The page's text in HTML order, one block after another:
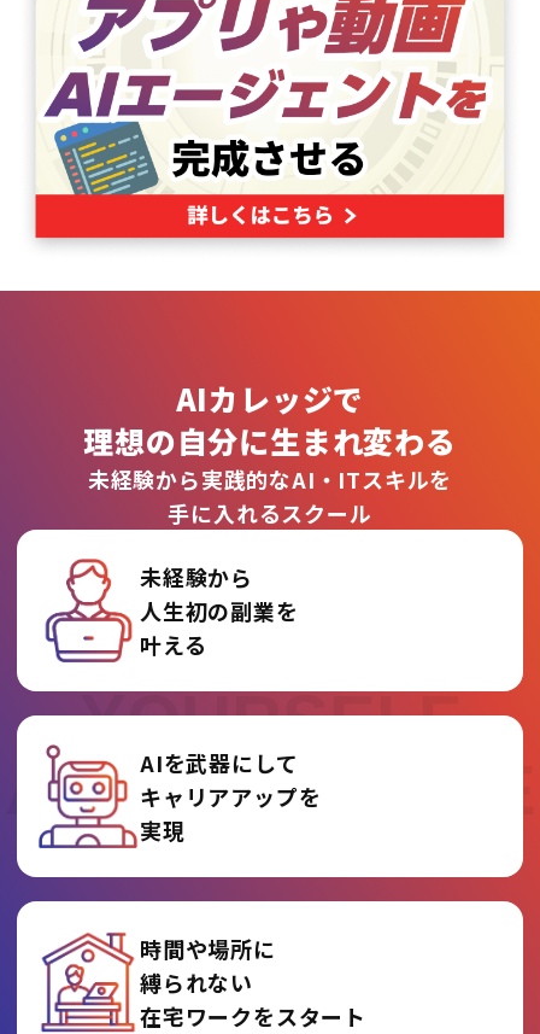
REINVENT
YOURSELF
AT AI COLLEGE
AIカレッジで
理想の自分に生まれ変わる
未経験から実践的なAI・ITスキルを
手に入れるスクール
未経験から
人生初の副業を
叶える
AIを武器にして
キャリアアップを
実現
時間や場所に
縛られない
在宅ワークをスタート